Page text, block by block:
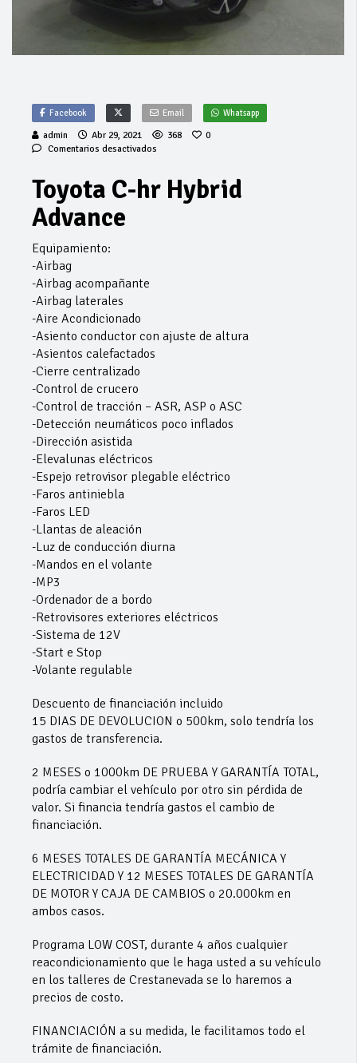
Facebook Email Whatsapp
admin Abr 29, 2021 368
0
Comentarios desactivados
hr
Hybrid
Toyota C-hr Hybrid
Advance
Equipamiento:
-Airbag
-Airbag acompañante
-Airbag laterales
-Aire Acondicionado
-Asiento conductor con ajuste de altura
-Asientos calefactados
-Cierre centralizado
-Control de crucero
-Control de tracción – ASR, ASP o ASC
-Detección neumáticos poco inflados
-Dirección asistida
-Elevalunas eléctricos
-Espejo retrovisor plegable eléctrico
-Faros antiniebla
-Faros LED
-Llantas de aleación
-Luz de conducción diurna
-Mandos en el volante
-MP3
-Ordenador de a bordo
-Retrovisores exteriores eléctricos
-Sistema de 12V
-Start e Stop
-Volante regulable
Descuento de financiación incluido
15 DIAS DE DEVOLUCION o 500km, solo tendría los
gastos de transferencia.
2 MESES o 1000km DE PRUEBA Y GARANTÍA TOTAL,
podría cambiar el vehículo por otro sin pérdida de
valor. Si financia tendría gastos el cambio de
financiación.
6 MESES TOTALES DE GARANTÍA MECÁNICA Y
ELECTRICIDAD Y 12 MESES TOTALES DE GARANTÍA
DE MOTOR Y CAJA DE CAMBIOS o 20.000km en
ambos casos.
Programa LOW COST, durante 4 años cualquier
reacondicionamiento que le haga usted a su vehículo
en los talleres de Crestanevada se lo haremos a
precios de costo.
FINANCIACIÓN a su medida, le facilitamos todo el
trámite de financiación.